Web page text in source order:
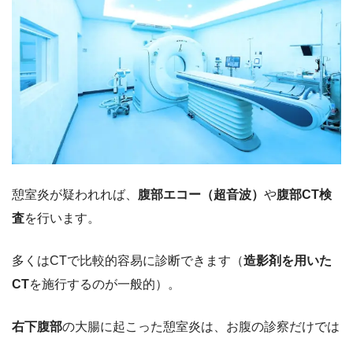
憩室炎が疑われれば、 腹部エコー（超音波） や腹部CT検
査を行います。
多くはCTで比較的容易に診断できます（造影剤を用いた
CTを施行するのが一般的）。
右下腹部の大腸に起こった憩室炎は、お腹の診察だけでは